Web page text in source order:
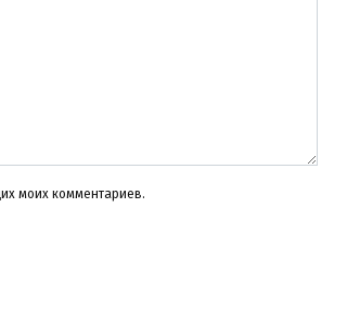
моих комментариев.